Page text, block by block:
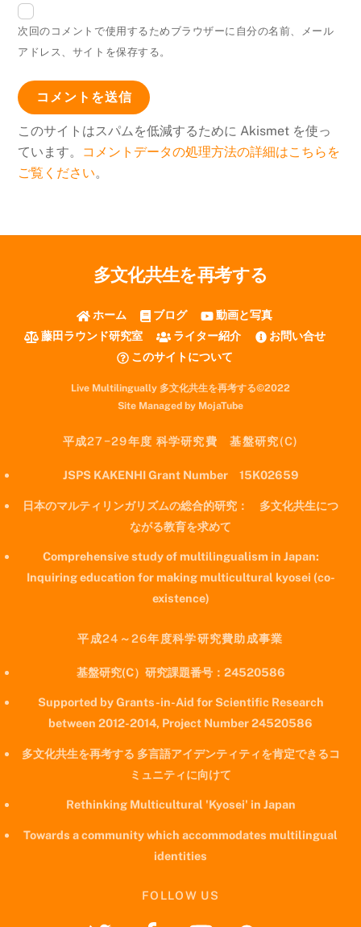
次回のコメントで使用するためブラウザーに自分の名前、メール
アドレス、サイトを保存する。
このサイトはスパムを低減するために Akismet を使っ
ています。 コメントデータの処理方法の詳細はこちらを
ご覧ください。
多文化共生を再考する
ホーム ブログ
動画と写真
藤田ラウンド研究室
ライター紹介
お問い合せ
このサイトについて
Live Multilingually 多文化共生を再考する©2022
Site Managed by MojaTube
平成27−29年度 科学研究費 基盤研究(C)
JSPS KAKENHI Grant Number 15K02659
日本のマルティリンガリズムの総合的研究： 多文化共生につ
ながる教育を求めて
Comprehensive study of multilingualism in Japan:
Inquiring education for making multicultural kyosei (co-
existence)
平成24～26年度科学研究費助成事業
基盤研究(C）研究課題番号：24520586
Supported by Grants-in-Aid for Scientific Research
between 2012-2014, Project Number 24520586
多文化共生を再考する 多言語アイデンティティを肯定できるコ
ミュニティに向けて
Rethinking Multicultural 'Kyosei' in Japan
Towards a community which accommodates multilingual
identities
FOLLOW US